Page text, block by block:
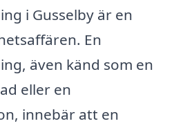
i Gusselby är en
En
även känd som en
eller en
innebär att en